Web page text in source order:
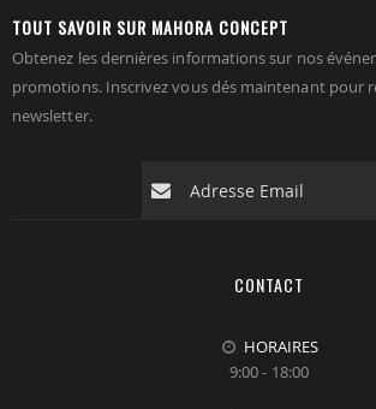
TOUT SAVOIR SUR MAHORA CONCEPT
Obtenez les dernières informations sur nos
promotions. Inscrivez vous dés maintenant pour
newsletter.
CONTACT
HORAIRES
9:00 - 18:00